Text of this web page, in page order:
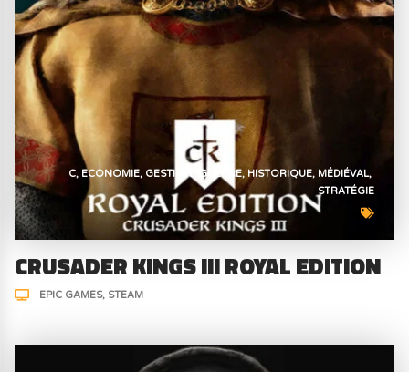
C ECONOMIE GESTION GUERRE HISTORIQUE MÉDIÉVAL
STRATÉGIE
CRUSADER KINGS III ROYAL EDITION
EPIC GAMES STEAM